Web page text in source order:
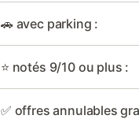
🚗 avec parking :
⭐ notés 9/10 ou plus :
✅ offres annulables